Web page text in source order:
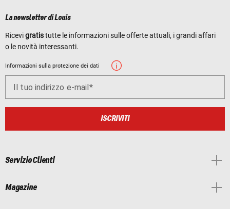
La newsletter di Louis
Ricevigratistutte le informazioni sulle offerte attuali, i grandi affari
o le novità interessanti.
Informazioni sulla protezione dei dati
Il tuo indirizzo e-mail
ISCRIVITI
Servizio Clienti
Magazine